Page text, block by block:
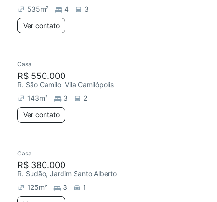
535m² 4
3
Ver contato
Casa
R$ 550.000
R. São Camilo, Vila Camilópolis
143m² 3
2
Ver contato
Casa
R$ 380.000
R. Sudão, Jardim Santo Alberto
125m² 3
1